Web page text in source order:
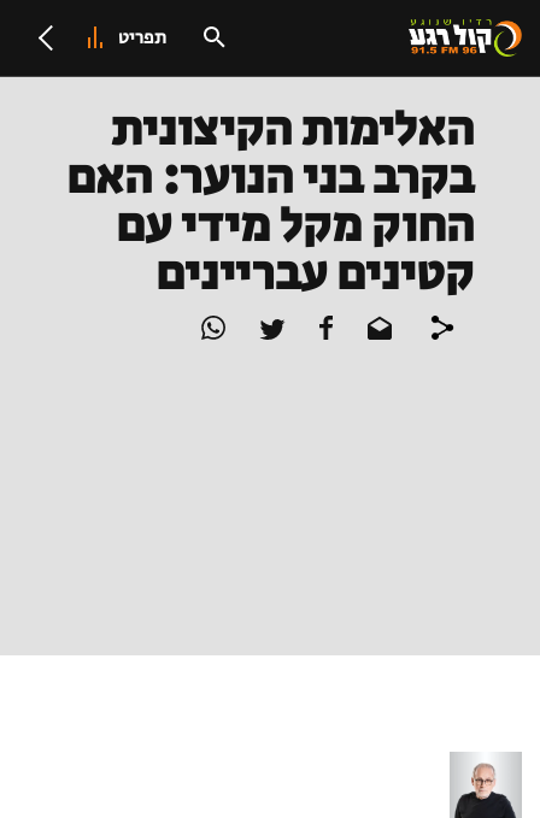
תפריט
האלימות הקיצונית
בקרב בני הנוער: האם
החוק מקל מידי עם
קטינים עבריינים